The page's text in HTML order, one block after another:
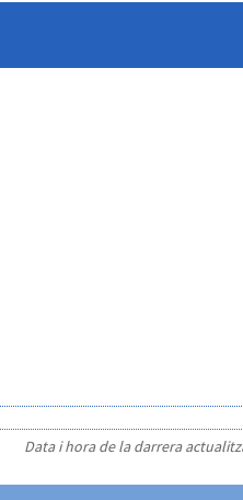
Data i hora de la darrera